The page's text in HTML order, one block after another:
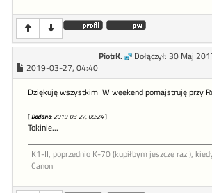
PiotrK.
Dołączył: 30 Maj
2019-03-27, 04:40
Dziękuję wszystkim! W weekend pomajstruję przy
[Dodano: 2019-03-27, 09:24]
Tokinie...
K1-II, poprzednio K-70 (kupiłbym jeszcze raz!),
Canon